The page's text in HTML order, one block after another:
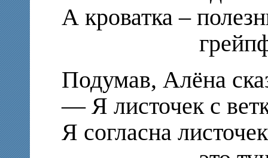
А кроватка –
Подумав, Алёна
— Я листочек с
Я согласна